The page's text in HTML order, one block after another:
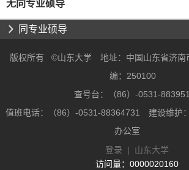
无同专业硕导
同专业硕导
版权所有 ©山东大学 地址：中国山东省济
编：250100
查号台：（86）-0531-
值班电话：（86）-0531-88364731 建设维护
办公室
登录 | 山东大学
访问量： 0000020160